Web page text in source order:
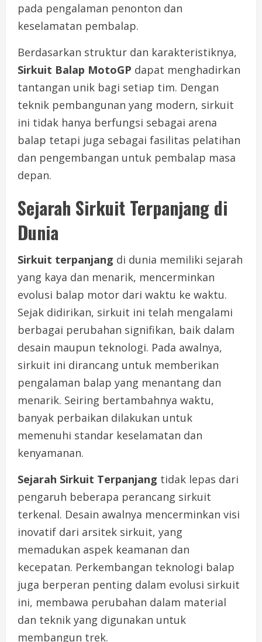
pada pengalaman penonton dan
keselamatan pembalap.
Berdasarkan struktur dan karakteristiknya,
Sirkuit Balap MotoGP dapat menghadirkan
tantangan unik bagi setiap tim. Dengan
teknik pembangunan yang modern, sirkuit
ini tidak hanya berfungsi sebagai arena
balap tetapi juga sebagai fasilitas pelatihan
dan pengembangan untuk pembalap masa
depan.
Sejarah Sirkuit Terpanjang di
Dunia
Sirkuit terpanjang di dunia memiliki sejarah
yang kaya dan menarik, mencerminkan
evolusi balap motor dari waktu ke waktu.
Sejak didirikan, sirkuit ini telah mengalami
berbagai perubahan signifikan, baik dalam
desain maupun teknologi. Pada awalnya,
sirkuit ini dirancang untuk memberikan
pengalaman balap yang menantang dan
menarik. Seiring bertambahnya waktu,
banyak perbaikan dilakukan untuk
memenuhi standar keselamatan dan
kenyamanan.
Sejarah Sirkuit Terpanjang tidak lepas dari
pengaruh beberapa perancang sirkuit
terkenal. Desain awalnya mencerminkan visi
inovatif dari arsitek sirkuit, yang
memadukan aspek keamanan dan
kecepatan. Perkembangan teknologi balap
juga berperan penting dalam evolusi sirkuit
ini, membawa perubahan dalam material
dan teknik yang digunakan untuk
membangun trek.